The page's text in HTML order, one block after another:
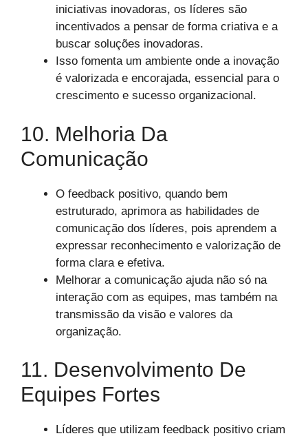
iniciativas inovadoras, os líderes são
incentivados a pensar de forma criativa e a
buscar soluções inovadoras.
Isso fomenta um ambiente onde a inovação
é valorizada e encorajada, essencial para o
crescimento e sucesso organizacional.
10. Melhoria Da
Comunicação
O feedback positivo, quando bem
estruturado, aprimora as habilidades de
comunicação dos líderes, pois aprendem a
expressar reconhecimento e valorização de
forma clara e efetiva.
Melhorar a comunicação ajuda não só na
interação com as equipes, mas também na
transmissão da visão e valores da
organização.
11. Desenvolvimento De
Equipes Fortes
Líderes que utilizam feedback positivo criam